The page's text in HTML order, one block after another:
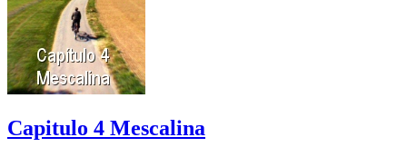
Capitulo 4 Mescalina